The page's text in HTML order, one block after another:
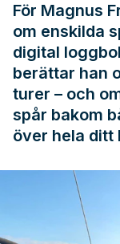
För Magnus
om enskilda
digital
berättar han
turer – och
spår bakom
över hela ditt